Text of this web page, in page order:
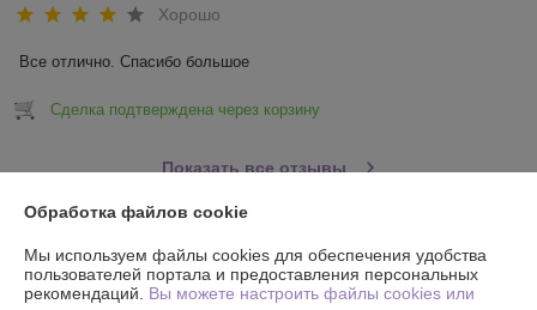
Хорошо
Все отлично. Спасибо большое
Сделка подтверждена через корзину
Показать все отзывы
О нас
Контакты
Обработка файлов cookie
Мы используем файлы cookies для обеспечения удобства
пользователей портала и предоставления персональных
рекомендаций. Вы можете настроить файлы cookies или